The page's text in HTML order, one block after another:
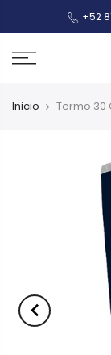
+52
Inicio Termo 30